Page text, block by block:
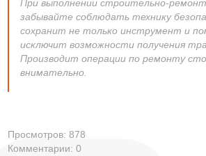
При выполнении строительно-
забывайте соблюдать технику
сохранит не только инструмент и
исключит возможности получения
Производит операции по ремонту
внимательно.
Просмотров: 878
Комментарии: 0